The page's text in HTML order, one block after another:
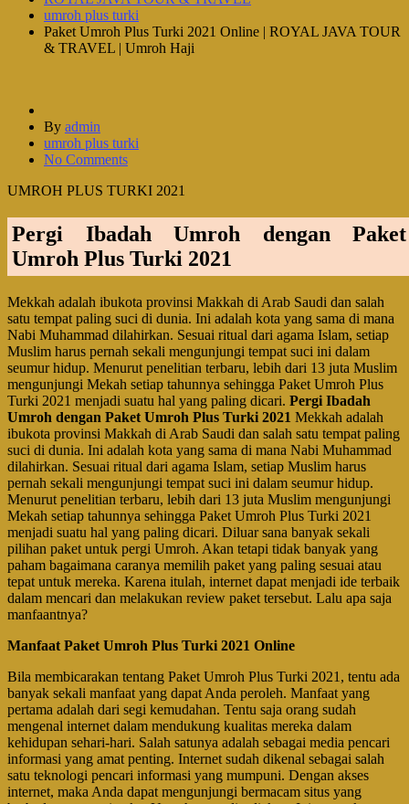
umroh plus turki
Paket Umroh Plus Turki 2021 Online | ROYAL JAVA TOUR
& TRAVEL | Umroh Haji
By admin
umroh plus turki
No Comments
UMROH PLUS TURKI 2021
Pergi Ibadah Umroh dengan Paket
Umroh Plus Turki 2021
Mekkah adalah ibukota provinsi Makkah di Arab Saudi dan salah
satu tempat paling suci di dunia. Ini adalah kota yang sama di mana
Nabi Muhammad dilahirkan. Sesuai ritual dari agama Islam, setiap
Muslim harus pernah sekali mengunjungi tempat suci ini dalam
seumur hidup. Menurut penelitian terbaru, lebih dari 13 juta Muslim
mengunjungi Mekah setiap tahunnya sehingga Paket Umroh Plus
Turki 2021 menjadi suatu hal yang paling dicari. Pergi Ibadah
Umroh dengan Paket Umroh Plus Turki 2021 Mekkah adalah
ibukota provinsi Makkah di Arab Saudi dan salah satu tempat paling
suci di dunia. Ini adalah kota yang sama di mana Nabi Muhammad
dilahirkan. Sesuai ritual dari agama Islam, setiap Muslim harus
pernah sekali mengunjungi tempat suci ini dalam seumur hidup.
Menurut penelitian terbaru, lebih dari 13 juta Muslim mengunjungi
Mekah setiap tahunnya sehingga Paket Umroh Plus Turki 2021
menjadi suatu hal yang paling dicari. Diluar sana banyak sekali
pilihan paket untuk pergi Umroh. Akan tetapi tidak banyak yang
paham bagaimana caranya memilih paket yang paling sesuai atau
tepat untuk mereka. Karena itulah, internet dapat menjadi ide terbaik
dalam mencari dan melakukan review paket tersebut. Lalu apa saja
manfaantnya?
Manfaat Paket Umroh Plus Turki 2021 Online
Bila membicarakan tentang Paket Umroh Plus Turki 2021, tentu ada
banyak sekali manfaat yang dapat Anda peroleh. Manfaat yang
pertama adalah dari segi kemudahan. Tentu saja orang sudah
mengenal internet dalam mendukung kualitas mereka dalam
kehidupan sehari-hari. Salah satunya adalah sebagai media pencari
informasi yang amat penting. Internet sudah dikenal sebagai salah
satu teknologi pencari informasi yang mumpuni. Dengan akses
internet, maka Anda dapat mengunjungi bermacam situs yang